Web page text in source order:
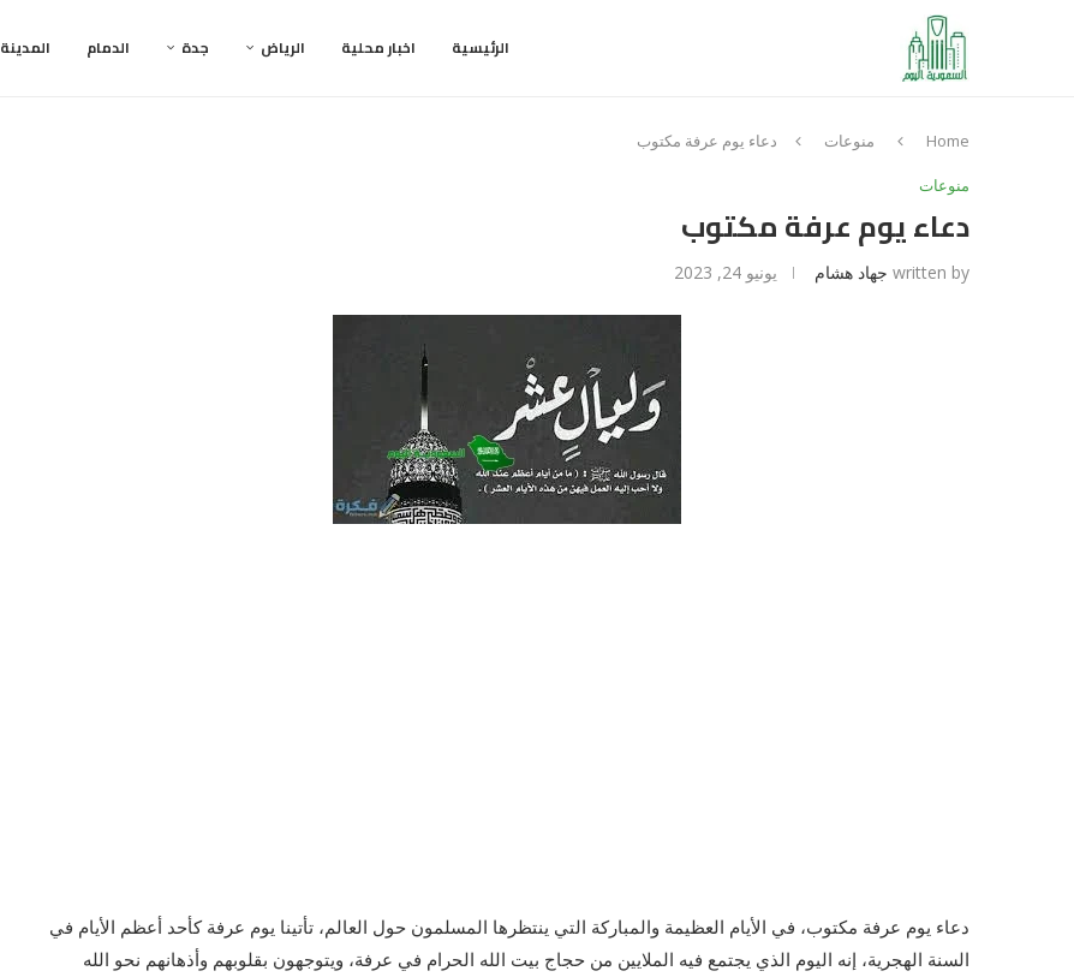
الرئيسية اخبار محلية الرياض جدة الدمام المدينة
Home منوعات دعاء يوم عرفة مكتوب
منوعات
دعاء يوم عرفة مكتوب
written by جهاد هشام يونيو 24, 2023
دعاء يوم عرفة مكتوب، في الأيام العظيمة والمباركة التي ينتظرها المسلمون حول العالم، تأتينا يوم عرفة كأحد أعظم الأيام في
السنة الهجرية، إنه اليوم الذي يجتمع فيه الملايين من حجاج بيت الله الحرام في عرفة، ويتوجهون بقلوبهم وأذهانهم نحو الله